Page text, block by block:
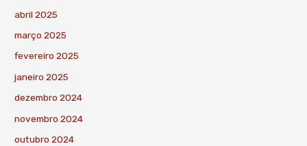
abril 2025
março 2025
fevereiro 2025
janeiro 2025
dezembro 2024
novembro 2024
outubro 2024